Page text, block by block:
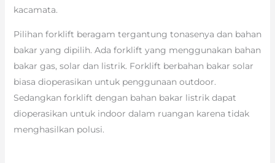
kacamata.
Pilihan forklift beragam tergantung tonasenya dan bahan
bakar yang dipilih. Ada forklift yang menggunakan bahan
bakar gas, solar dan listrik. Forklift berbahan bakar solar
biasa dioperasikan untuk penggunaan outdoor.
Sedangkan forklift dengan bahan bakar listrik dapat
dioperasikan untuk indoor dalam ruangan karena tidak
menghasilkan polusi.